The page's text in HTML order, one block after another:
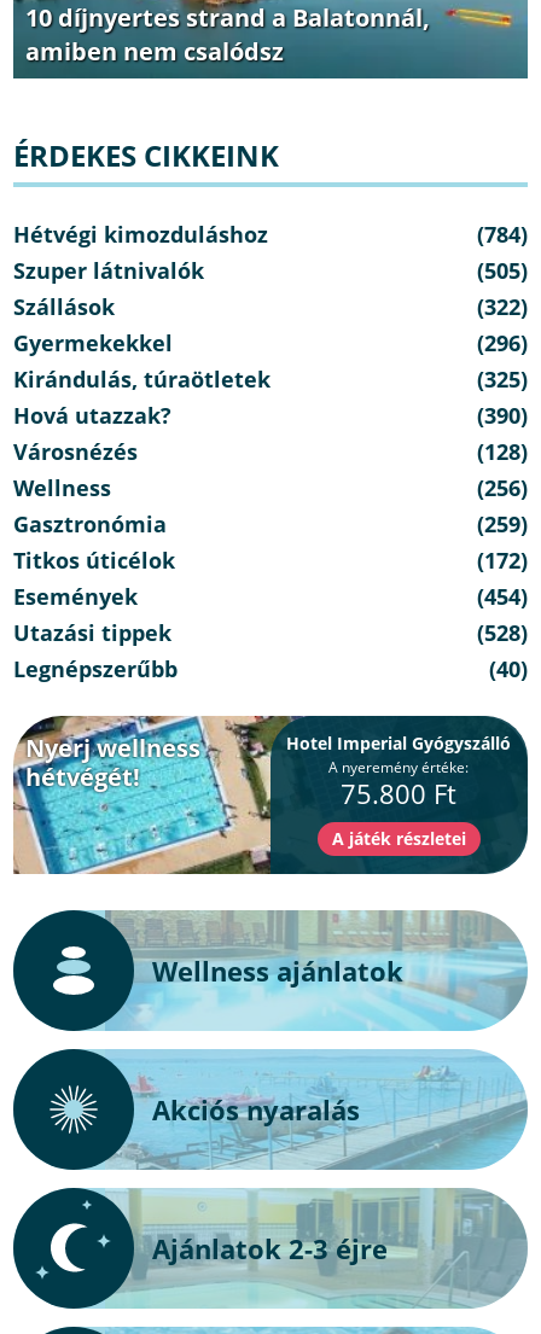
10 díjnyertes strand a Balatonnál,
amiben nem csalódsz
ÉRDEKES CIKKEINK
Hétvégi kimozduláshoz
(784)
Szuper látnivalók
(505)
Szállások
(322)
Gyermekekkel
(296)
Kirándulás, túraötletek
(325)
Hová utazzak?
(390)
Városnézés
(128)
Wellness
(256)
Gasztronómia
(259)
Titkos úticélok
(172)
Események
(454)
Utazási tippek
(528)
Legnépszerűbb
(40)
Nyerj wellness
hétvégét!
Hotel Imperial Gyógyszálló
A nyeremény értéke:
75.800 Ft
Wellness ajánlatok
Akciós nyaralás
Ajánlatok 2-3 éjre